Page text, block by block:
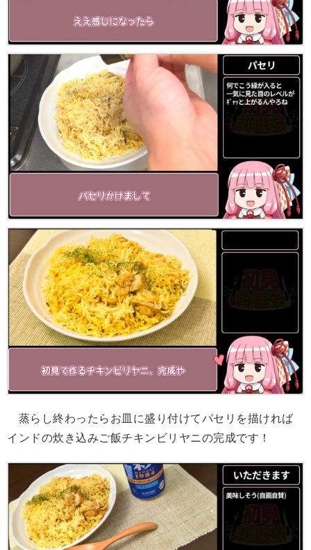
蒸らし終わったらお皿に盛り付けてパセリを描ければ
インドの炊き込みご飯チキンビリヤニの完成です！